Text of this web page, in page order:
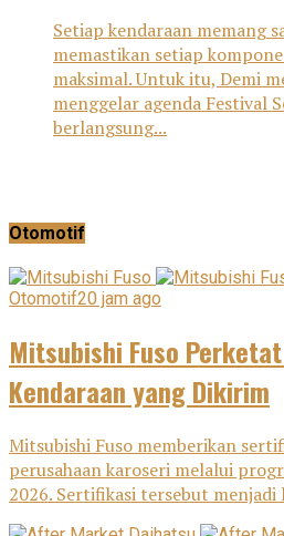
Setiap kendaraan memang
memastikan setiap
maksimal. Untuk itu, Demi
menggelar agenda Festival
berlangsung...
Otomotif
Otomotif20 jam ago
Mitsubishi Fuso
Kendaraan yang Dikirim
Mitsubishi Fuso memberikan
perusahaan karoseri melalui
2026. Sertifikasi tersebut menjadi